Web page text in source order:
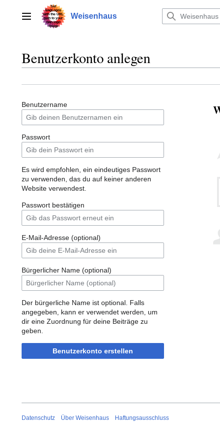
springenHauptmenü Weisenhaus
Benutzerkonto anlegen
Benutzername
Passwort
Es wird empfohlen, ein eindeutiges Passwort
zu verwenden, das du auf keiner anderen
Website verwendest.
Passwort bestätigen
E-Mail-Adresse (optional)
Bürgerlicher Name (optional)
Der bürgerliche Name ist optional. Falls
angegeben, kann er verwendet werden, um
dir eine Zuordnung für deine Beiträge zu
geben.
Benutzerkonto erstellen
Datenschutz Über Weisenhaus Haftungsausschluss